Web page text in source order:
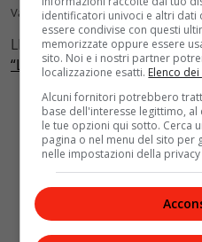
Valentino Fall/Winter 2022-2023
LEGGI ANCHE: Anton Giulio
“La mia donna tra veli e
identificatori univoci e altri
essere condivise con questi
memorizzate oppure essere
sito. Noi e i nostri partner
localizzazione esatti. Elenco
Alcuni fornitori potrebbero
base dell'interesse legittimo,
le tue opzioni qui sotto. Cerca
pagina o nel menu del sito per
nelle impostazioni della